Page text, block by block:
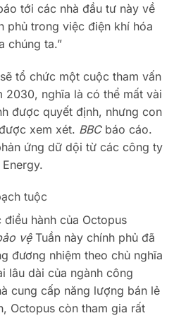
tới các nhà đầu tư này về
phủ trong việc điện khí hóa
chúng ta.”
tổ chức một cuộc tham vấn
2030, nghĩa là có thể mất vài
được quyết định, nhưng con
xem xét. BBCbáo cáo.
ứng dữ dội từ các công ty
tuộc
hành của Octopus
vệTuần này chính phủ đã
đương nhiệm theo chủ nghĩa
lâu dài của ngành công
cung cấp năng lượng bán lẻ
Octopus còn tham gia rất